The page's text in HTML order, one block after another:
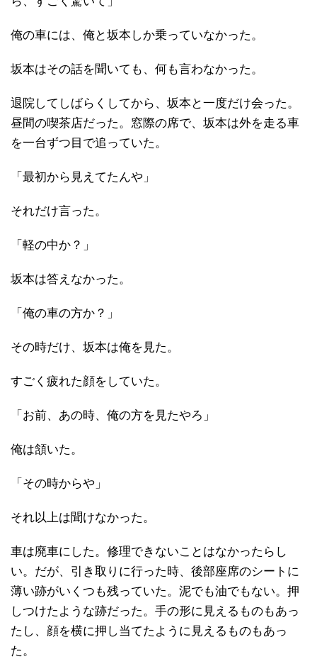
俺の車には、俺と坂本しか乗っていなかった。
坂本はその話を聞いても、何も言わなかった。
退院してしばらくしてから、坂本と一度だけ会った。
昼間の喫茶店だった。窓際の席で、坂本は外を走る車
を一台ずつ目で追っていた。
「最初から見えてたんや」
それだけ言った。
「軽の中か？」
坂本は答えなかった。
「俺の車の方か？」
その時だけ、坂本は俺を見た。
すごく疲れた顔をしていた。
「お前、あの時、俺の方を見たやろ」
俺は頷いた。
「その時からや」
それ以上は聞けなかった。
車は廃車にした。修理できないことはなかったらし
い。だが、引き取りに行った時、後部座席のシートに
薄い跡がいくつも残っていた。泥でも油でもない。押
しつけたような跡だった。手の形に見えるものもあっ
たし、顔を横に押し当てたように見えるものもあっ
た。